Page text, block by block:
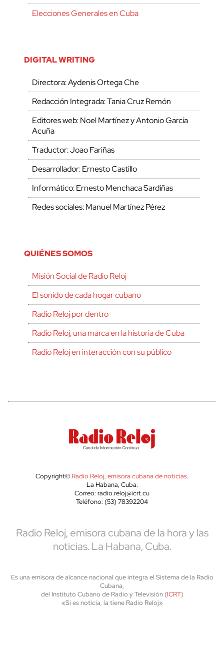
Elecciones Generales en Cuba
DIGITAL WRITING
Directora: Aydenis Ortega Che
Redacción Integrada: Tania Cruz Remón
Editores web: Noel Martínez y Antonio García
Acuña
Traductor: Joao Fariñas
Desarrollador: Ernesto Castillo
Informático: Ernesto Menchaca Sardiñas
Redes sociales: Manuel Martínez Pérez
QUIÉNES SOMOS
Misión Social de Radio Reloj
El sonido de cada hogar cubano
Radio Reloj por dentro
Radio Reloj, una marca en la historia de Cuba
Radio Reloj en interacción con su público
Copyright© Radio Reloj, emisora cubana de noticias.
La Habana, Cuba.
Correo: radio.reloj@icrt.cu
Teléfono: (53) 78392204
Radio Reloj, emisora cubana de la hora y las
noticias. La Habana, Cuba.
Es una emisora de alcance nacional que integra el Sistema de la Radio
Cubana,
del Instituto Cubano de Radio y Televisión (ICRT)
«Si es noticia, la tiene Radio Reloj»